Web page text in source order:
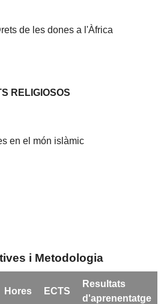
de les dones a l'Àfrica
RELIGIOSOS
en el món islàmic
i Metodologia
Hores ECTS
Resultats
d'aprenentatge